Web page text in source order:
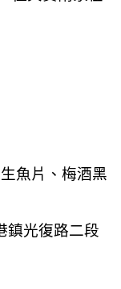
魚片、梅酒黑
鎮光復路二段